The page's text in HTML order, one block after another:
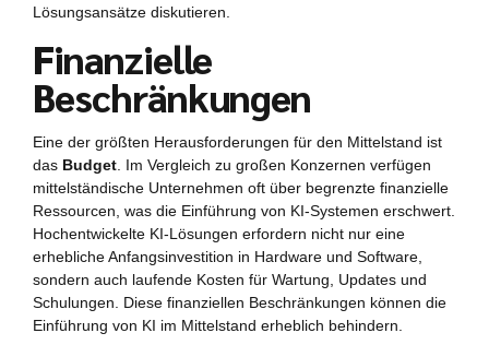
Lösungsansätze diskutieren.
Finanzielle
Beschränkungen
Eine der größten Herausforderungen für den Mittelstand ist
das Budget . Im Vergleich zu großen Konzernen verfügen
mittelständische Unternehmen oft über begrenzte finanzielle
Ressourcen, was die Einführung von KI-Systemen erschwert.
Hochentwickelte KI-Lösungen erfordern nicht nur eine
erhebliche Anfangsinvestition in Hardware und Software,
sondern auch laufende Kosten für Wartung, Updates und
Schulungen. Diese finanziellen Beschränkungen können die
Einführung von KI im Mittelstand erheblich behindern.